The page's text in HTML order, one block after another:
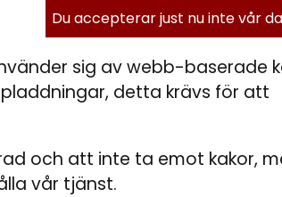
Du accepterar just nu inte vår
sig av webb-baserade
detta krävs för att
och att inte ta emot kakor,
vår tjänst.